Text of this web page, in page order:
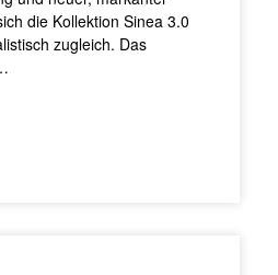
die Kollektion Sinea 3.0
zugleich. Das